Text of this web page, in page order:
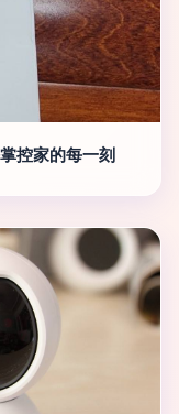
控家的每一刻